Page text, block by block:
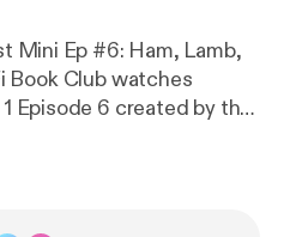
Mini Ep #6: Ham, Lamb,
Episode 6 created by the
and Steve gets